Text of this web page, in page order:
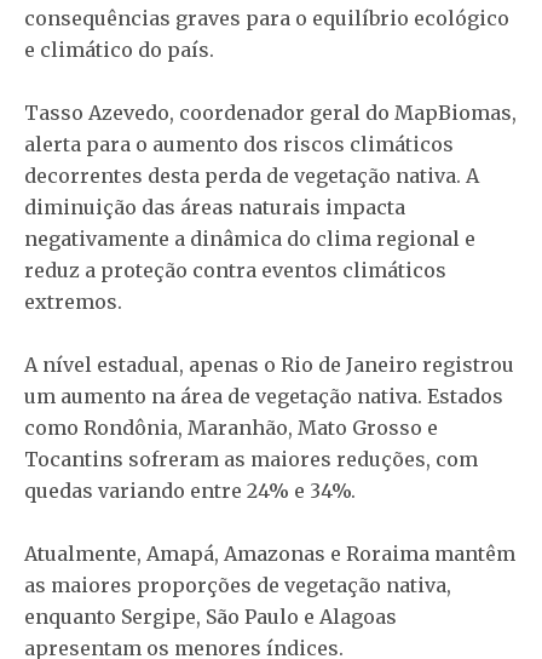
consequências graves para o equilíbrio ecológico
e climático do país.
Tasso Azevedo, coordenador geral do MapBiomas,
alerta para o aumento dos riscos climáticos
decorrentes desta perda de vegetação nativa. A
diminuição das áreas naturais impacta
negativamente a dinâmica do clima regional e
reduz a proteção contra eventos climáticos
extremos.
A nível estadual, apenas o Rio de Janeiro registrou
um aumento na área de vegetação nativa. Estados
como Rondônia, Maranhão, Mato Grosso e
Tocantins sofreram as maiores reduções, com
quedas variando entre 24% e 34%.
Atualmente, Amapá, Amazonas e Roraima mantêm
as maiores proporções de vegetação nativa,
enquanto Sergipe, São Paulo e Alagoas
apresentam os menores índices.